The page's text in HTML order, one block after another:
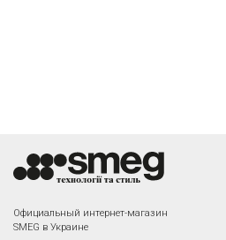
Официальный интернет-магазин
SMEG в Украине